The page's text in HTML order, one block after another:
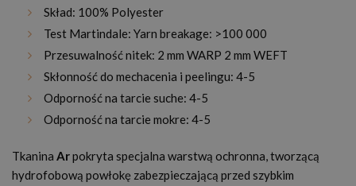
Skład: 100% Polyester
Test Martindale: Yarn breakage: >100 000
Przesuwalność nitek: 2 mm WARP 2 mm WEFT
Skłonność do mechacenia i peelingu: 4-5
Odporność na tarcie suche: 4-5
Odporność na tarcie mokre: 4-5
Tkanina Arpokryta specjalna warstwą ochronna, tworzącą
hydrofobową powłokę zabezpieczającą przed szybkim